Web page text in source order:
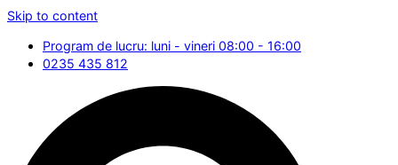
Skip to content
Program de lucru: luni - vineri 08:00 - 16:00
0235 435 812